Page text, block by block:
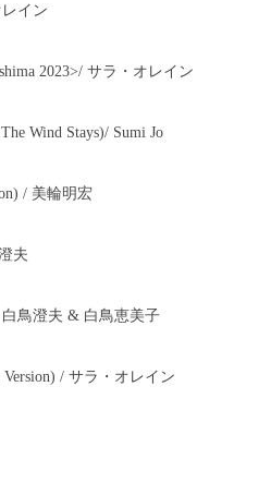
レイン
2023>/ サラ・オレイン
Wind Stays)/ Sumi Jo
/ 美輪明宏
夫
鳥澄夫 & 白鳥恵美子
Version) / サラ・オレイン